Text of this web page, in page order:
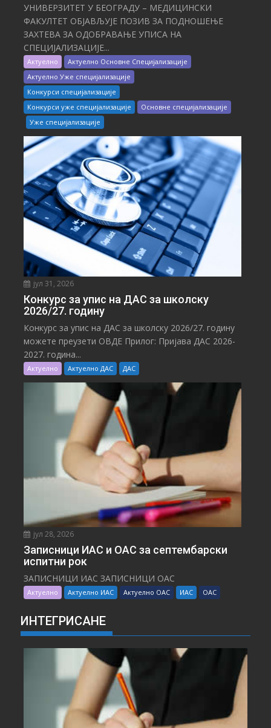
УНИВЕРЗИТЕТ У БЕОГРАДУ – МЕДИЦИНСКИ
ФАКУЛТЕТ ОБЈАВЉУЈЕ ПОЗИВ ЗА ПОДНОШЕЊЕ
ЗАХТЕВА ЗА ОДОБРАВАЊЕ УПИСА НА
СПЕЦИЈАЛИЗАЦИЈЕ...
Актуелно
Актуелно Основне Специјализације
Актуелно Уже специјализације
Конкурси специјализације
Конкурси уже специјализације
Основне специјализације
Уже специјализације
јул 31, 2026
Конкурс за упис на ДАС за школску
2026/27. годину
Конкурс за упис на ДАС за школску 2026/27. годину
можете преузети ОВДЕ Прилог: Пријава ДАС 2026-
2027. година...
Актуелно Актуелно ДАС ДАС
јул 28, 2026
Записници ИАС и ОАС за септембарски
испитни рок
ЗАПИСНИЦИ ИАС ЗАПИСНИЦИ ОАС
Актуелно Актуелно ИАС Актуелно ОАС ИАС ОАС
ИНТЕГРИСАНЕ